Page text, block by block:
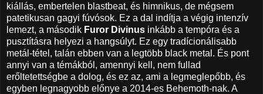
kiállás, embertelen blastbeat, és himnikus, de mégsem
patetikusan gagyi fúvósok. Ez a dal indítja a végig intenzív
lemezt, a második Furor Divinus inkább a tempóra és a
pusztításra helyezi a hangsúlyt. Ez egy tradícionálisabb
metál-tétel, talán ebben van a legtöbb black metal. És pont
annyi van a témákból, amennyi kell, nem fullad
erőltetettségbe a dolog, és ez az, ami a legmeglepőbb, és
egyben legnagyobb előnye a 2014-es Behemoth-nak. A